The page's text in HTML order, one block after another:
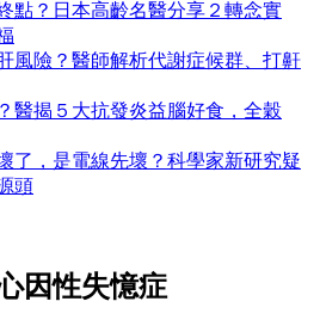
點？日本高齡名醫分享２轉念實
風險？醫師解析代謝症候群、打鼾
醫揭５大抗發炎益腦好食，全穀
了，是電線先壞？科學家新研究疑
頭
因性失憶症